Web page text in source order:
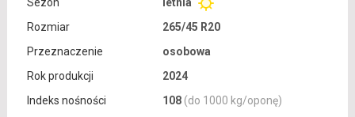
Rozmiar
265/45 R20
Przeznaczenie
osobowa
Rok produkcji
2024
Indeks nośności
108 (do 1000 kg/oponę)